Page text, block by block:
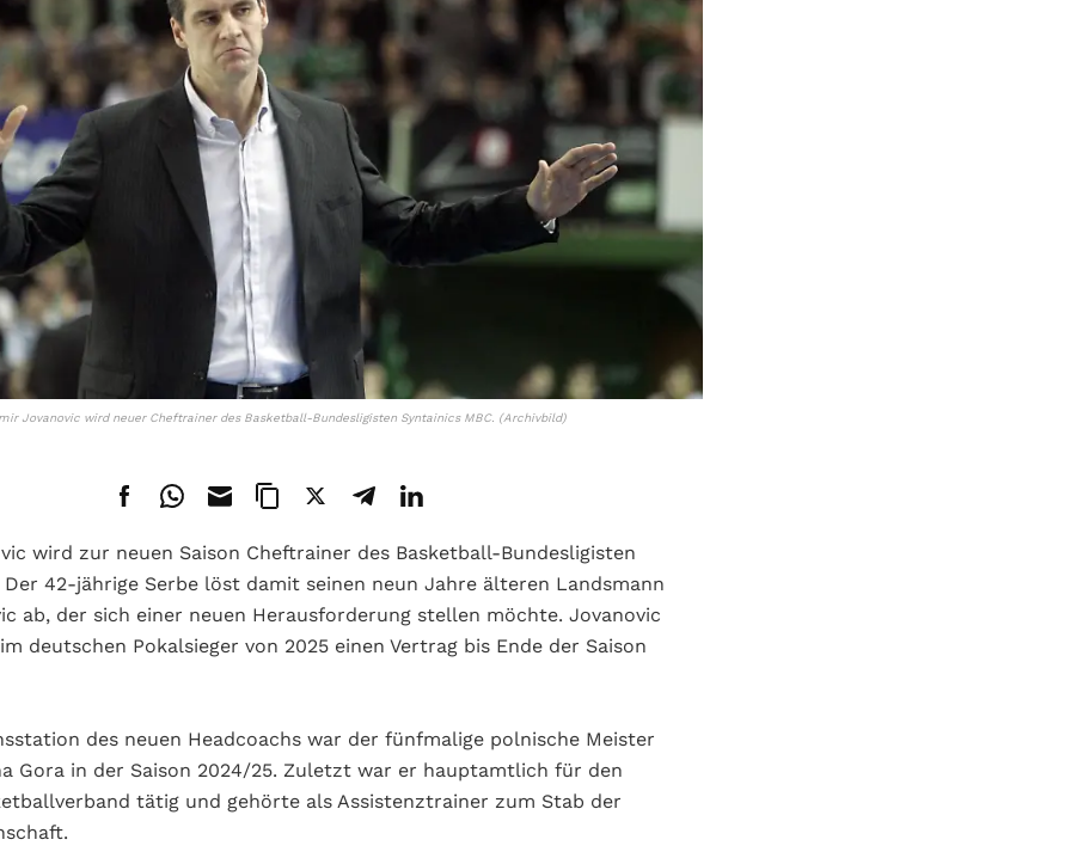
Jovanovic wird neuer Cheftrainer des Basketball-Bundesligisten Syntainics MBC. (Archivbild)
wird zur neuen Saison Cheftrainer des Basketball-Bundesligisten
Der 42-jährige Serbe löst damit seinen neun Jahre älteren Landsmann
ab, der sich einer neuen Herausforderung stellen möchte. Jovanovic
deutschen Pokalsieger von 2025 einen Vertrag bis Ende der Saison
des neuen Headcoachs war der fünfmalige polnische Meister
Gora in der Saison 2024/25. Zuletzt war er hauptamtlich für den
tätig und gehörte als Assistenztrainer zum Stab der